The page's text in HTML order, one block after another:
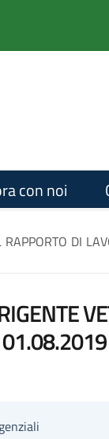
con noi
RAPPORTO DI